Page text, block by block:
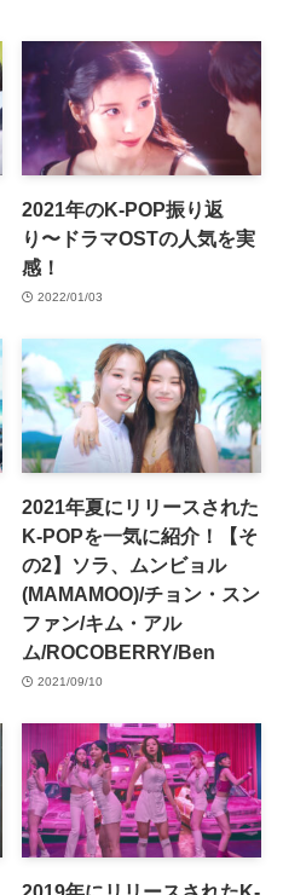
2021年のK-POP振り返
り〜ドラマOSTの人気を実
感！
2022/01/03
2021年夏にリリースされた
K-POPを一気に紹介！【そ
の2】ソラ、ムンビョル
(MAMAMOO)/チョン・スン
ファン/キム・アル
ム/ROCOBERRY/Ben
2021/09/10